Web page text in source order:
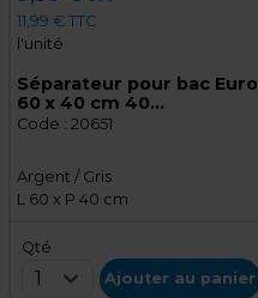
11,99 € TTC
l'unité
Séparateur pour bac Euro
60 x 40 cm 40
compartiments gris
Code : 20651
Argent / Gris
L 60 x P 40 cm
Qté
1 Ajouter au panier